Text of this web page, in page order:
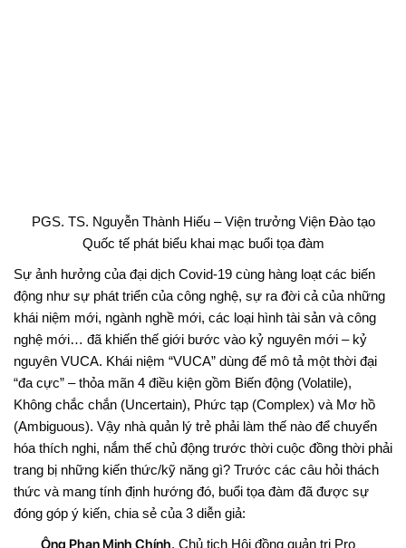
PGS. TS. Nguyễn Thành Hiếu – Viện trưởng Viện Đào tạo
Quốc tế phát biểu khai mạc buổi tọa đàm
Sự ảnh hưởng của đại dịch Covid-19 cùng hàng loạt các biến
động như sự phát triển của công nghệ, sự ra đời cả của những
khái niệm mới, ngành nghề mới, các loại hình tài sản và công
nghệ mới… đã khiến thế giới bước vào kỷ nguyên mới – kỷ
nguyên VUCA. Khái niệm “VUCA” dùng để mô tả một thời đại
“đa cực” – thỏa mãn 4 điều kiện gồm Biến động (Volatile),
Không chắc chắn (Uncertain), Phức tạp (Complex) và Mơ hồ
(Ambiguous). Vậy nhà quản lý trẻ phải làm thế nào để chuyển
hóa thích nghi, nắm thế chủ động trước thời cuộc đồng thời phải
trang bị những kiến thức/kỹ năng gì? Trước các câu hỏi thách
thức và mang tính định hướng đó, buổi tọa đàm đã được sự
đóng góp ý kiến, chia sẻ của 3 diễn giả:
Ông Phan Minh Chính, Chủ tịch Hội đồng quản trị Pro